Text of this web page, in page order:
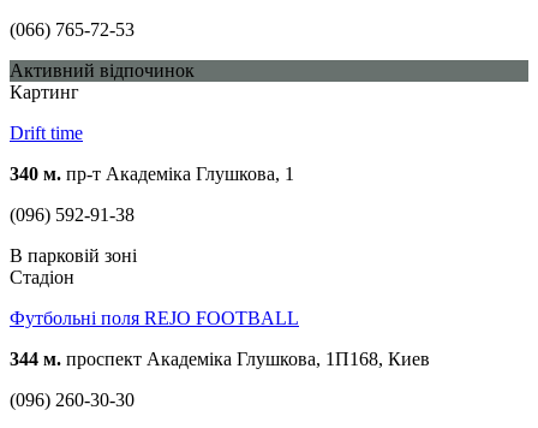
(066) 765-72-53
Активний відпочинок
Картинг
Drift time
340 м. пр-т Академіка Глушкова, 1
(096) 592-91-38
В парковій зоні
Стадіон
Футбольні поля REJO FOOTBALL
344 м. проспект Академіка Глушкова, 1П168, Киев
(096) 260-30-30